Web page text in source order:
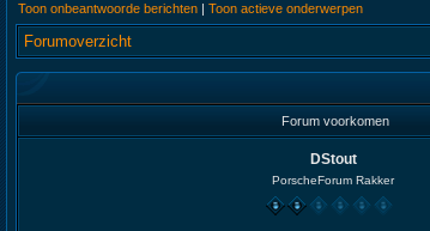
Toon onbeantwoorde berichten | Toon actieve onderwerpen
Forumoverzicht
Forum voorkomen
DStout
PorscheForum Rakker